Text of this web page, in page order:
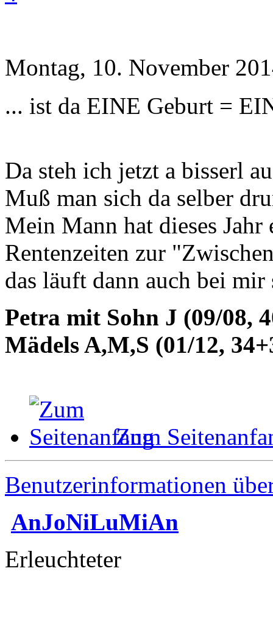
Montag, 10. November
... ist da EINE Geburt =
Da steh ich jetzt a bisserl
Muß man sich da selber
Mein Mann hat dieses
Rentenzeiten zur
das läuft dann auch bei mir
Petra mit Sohn J (09/08,
Mädels A,M,S (01/12,
Zum
Benutzerinformationen
AnJoNiLuMiAn
Erleuchteter